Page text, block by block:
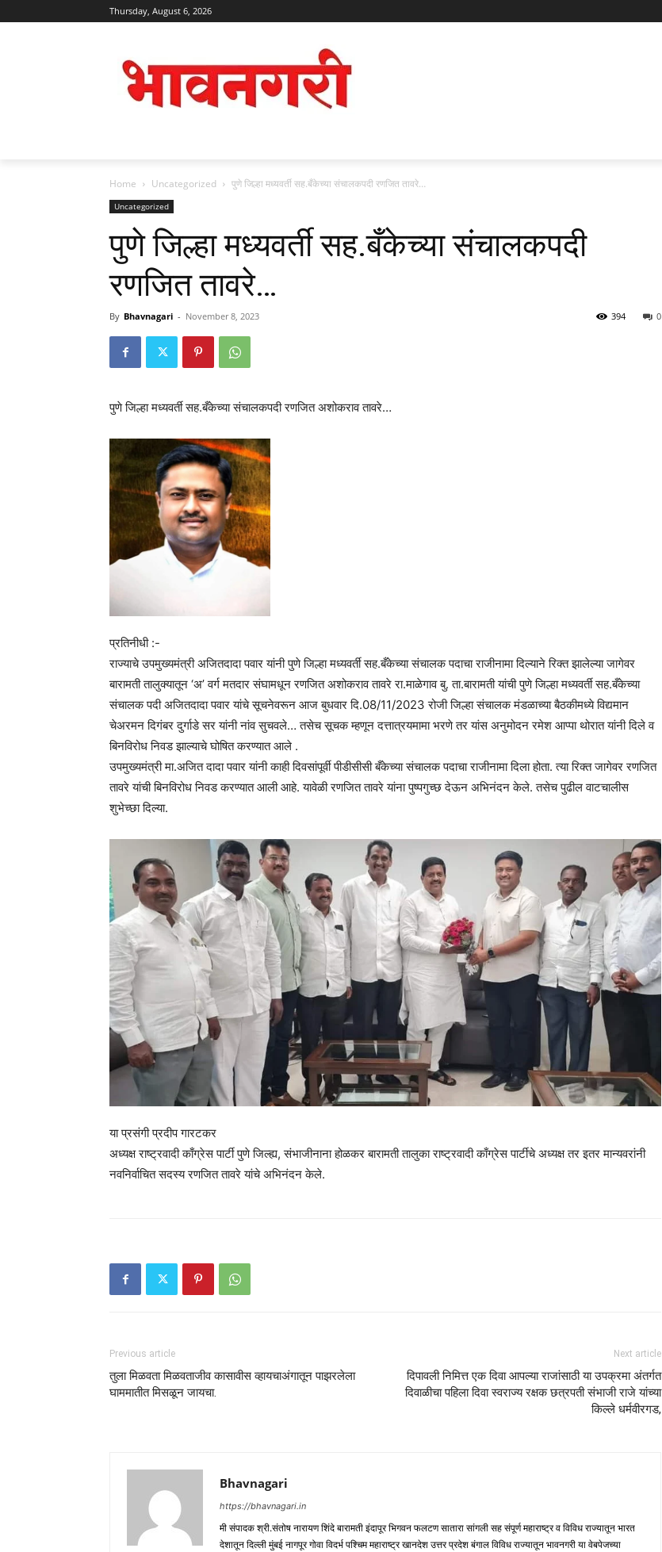
Thursday, August 6, 2026
Home Uncategorized पुणे जिल्हा मध्यवर्ती सह.बँकेच्या संचालकपदी रणजित तावरे…
Uncategorized
पुणे जिल्हा मध्यवर्ती सह.बँकेच्या संचालकपदी
रणजित तावरे…
By Bhavnagari - November 8, 2023 0
394
पुणे जिल्हा मध्यवर्ती सह.बँकेच्या संचालकपदी रणजित अशोकराव तावरे…
प्रतिनीधी :-
राज्याचे उपमुख्यमंत्री अजितदादा पवार यांनी पुणे जिल्हा मध्यवर्ती सह.बँकेच्या संचालक पदाचा राजीनामा दिल्याने रिक्त झालेल्या जागेवर
बारामती तालुक्यातून ‘अ’ वर्ग मतदार संघामधून रणजित अशोकराव तावरे रा.माळेगाव बु. ता.बारामती यांची पुणे जिल्हा मध्यवर्ती सह.बँकेच्या
संचालक पदी अजितदादा पवार यांचे सूचनेवरून आज बुधवार दि.08/11/2023 रोजी जिल्हा संचालक मंडळाच्या बैठकीमध्ये विद्यमान
चेअरमन दिगंबर दुर्गाडे सर यांनी नांव सुचवले… तसेच सूचक म्हणून दत्तात्रयमामा भरणे तर यांस अनुमोदन रमेश आप्पा थोरात यांनी दिले व
बिनविरोध निवड झाल्याचे घोषित करण्यात आले .
उपमुख्यमंत्री मा.अजित दादा पवार यांनी काही दिवसांपूर्वी पीडीसीसी बँकेच्या संचालक पदाचा राजीनामा दिला होता. त्या रिक्त जागेवर रणजित
तावरे यांची बिनविरोध निवड करण्यात आली आहे. यावेळी रणजित तावरे यांना पुष्पगुच्छ देऊन अभिनंदन केले. तसेच पुढील वाटचालीस
शुभेच्छा दिल्या.
या प्रसंगी प्रदीप गारटकर
अध्यक्ष राष्ट्रवादी काँग्रेस पार्टी पुणे जिल्ह्य, संभाजीनाना होळकर बारामती तालुका राष्ट्रवादी काँग्रेस पार्टीचे अध्यक्ष तर इतर मान्यवरांनी
नवनिर्वाचित सदस्य रणजित तावरे यांचे अभिनंदन केले.
Previous article
तुला मिळवता मिळवताजीव कासावीस व्हायचाअंगातून पाझरलेला
घाममातीत मिसळून जायचा.
Next article
दिपावली निमित्त एक दिवा आपल्या राजांसाठी या उपक्रमा अंतर्गत
दिवाळीचा पहिला दिवा स्वराज्य रक्षक छत्रपती संभाजी राजे यांच्या
किल्ले धर्मवीरगड,
Bhavnagari
https://bhavnagari.in
मी संपादक श्री.संतोष नारायण शिंदे बारामती इंदापूर भिगवन फलटण सातारा सांगली सह संपूर्ण महाराष्ट्र व विविध राज्यातून भारत
देशातून दिल्ली मुंबई नागपूर गोवा विदर्भ पश्चिम महाराष्ट्र खानदेश उत्तर प्रदेश बंगाल विविध राज्यातून भावनगरी या वेबपेजच्या